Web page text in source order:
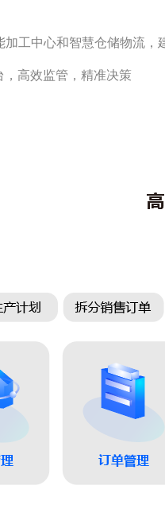
工中心和智慧仓储物流，
高效监管，精准决策